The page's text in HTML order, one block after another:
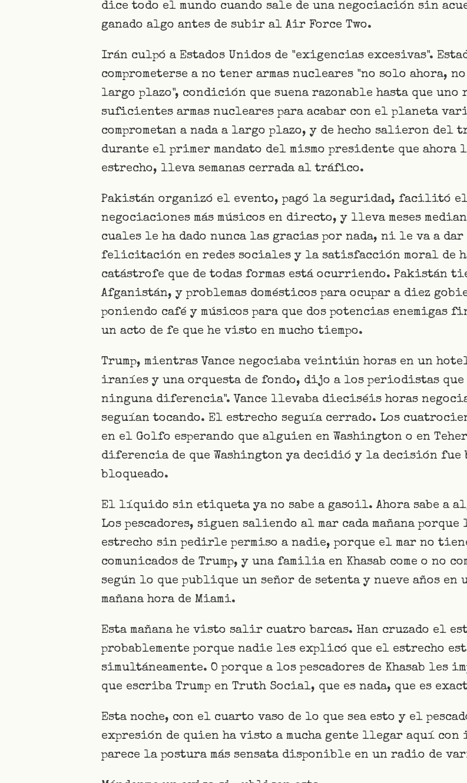
dice todo el mundo cuando sale de una negociación sin
ganado algo antes de subir al Air Force Two.
Irán culpó a Estados Unidos de "exigencias excesivas".
comprometerse a no tener armas nucleares "no solo ahora,
largo plazo", condición que suena razonable hasta que uno
suficientes armas nucleares para acabar con el planeta
comprometan a nada a largo plazo, y de hecho salieron del
durante el primer mandato del mismo presidente que ahora
estrecho, lleva semanas cerrada al tráfico.
Pakistán organizó el evento, pagó la seguridad, facilitó
negociaciones más músicos en directo, y lleva meses
cuales le ha dado nunca las gracias por nada, ni le va a dar
felicitación en redes sociales y la satisfacción moral de
catástrofe que de todas formas está ocurriendo. Pakistán
Afganistán, y problemas domésticos para ocupar a diez
poniendo café y músicos para que dos potencias enemigas
un acto de fe que he visto en mucho tiempo.
Trump, mientras Vance negociaba veintiún horas en un
iraníes y una orquesta de fondo, dijo a los periodistas
ninguna diferencia". Vance llevaba dieciséis horas
seguían tocando. El estrecho seguía cerrado. Los
en el Golfo esperando que alguien en Washington o en
diferencia de que Washington ya decidió y la decisión fue
bloqueado.
El líquido sin etiqueta ya no sabe a gasoil. Ahora sabe a
Los pescadores, siguen saliendo al mar cada mañana
estrecho sin pedirle permiso a nadie, porque el mar no
comunicados de Trump, y una familia en Khasab come o no
según lo que publique un señor de setenta y nueve años
mañana hora de Miami.
Esta mañana he visto salir cuatro barcas. Han cruzado el
probablemente porque nadie les explicó que el estrecho
simultáneamente. O porque a los pescadores de Khasab les
que escriba Trump en Truth Social, que es nada, que es
Esta noche, con el cuarto vaso de lo que sea esto y el
expresión de quien ha visto a mucha gente llegar aquí con
parece la postura más sensata disponible en un radio de